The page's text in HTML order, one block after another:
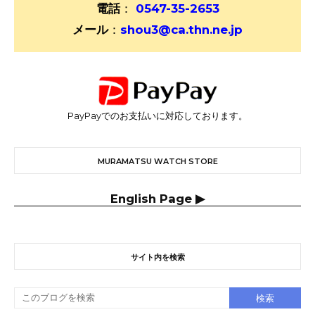
電話：
0547-35-2653
メール： shou3@ca.thn.ne.jp
PayPayでのお支払いに対応しております。
MURAMATSU WATCH STORE
English Page ▶
サイト内を検索